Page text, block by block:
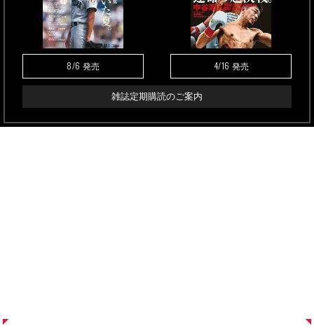
8/6 発売 4/16 発売
雑誌定期購読のご案内